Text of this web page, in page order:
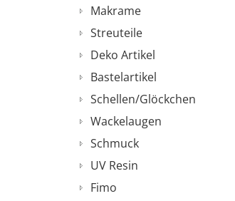
Makrame
Streuteile
Deko Artikel
Bastelartikel
Schellen/Glöckchen
Wackelaugen
Schmuck
UV Resin
Fimo